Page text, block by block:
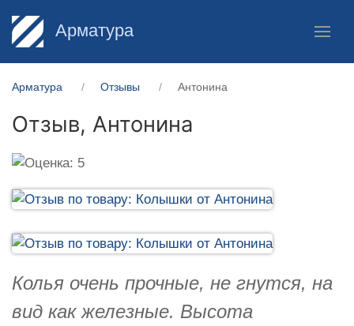
Арматура
Арматура Отзывы Антонина
Отзыв, Антонина
Колья очень прочные, не гнутся, на
вид как железные. Высота